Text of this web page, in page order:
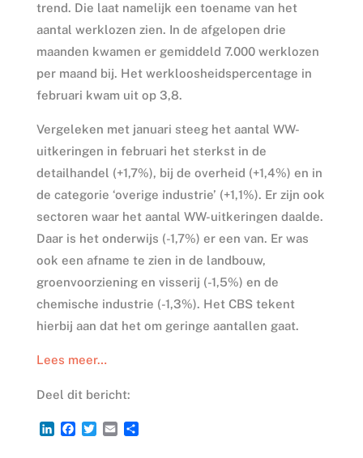
trend. Die laat namelijk een toename van het
aantal werklozen zien. In de afgelopen drie
maanden kwamen er gemiddeld 7.000 werklozen
per maand bij. Het werkloosheidspercentage in
februari kwam uit op 3,8.
Vergeleken met januari steeg het aantal WW-
uitkeringen in februari het sterkst in de
detailhandel (+1,7%), bij de overheid (+1,4%) en in
de categorie ‘overige industrie’ (+1,1%). Er zijn ook
sectoren waar het aantal WW-uitkeringen daalde.
Daar is het onderwijs (-1,7%) er een van. Er was
ook een afname te zien in de landbouw,
groenvoorziening en visserij (-1,5%) en de
chemische industrie (-1,3%). Het CBS tekent
hierbij aan dat het om geringe aantallen gaat.
Lees meer…
Deel dit bericht:
L
F
T
E
D